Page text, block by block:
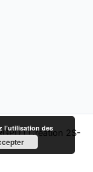
|Création 2S-
l’utilisation des